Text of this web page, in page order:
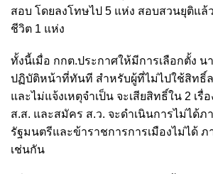
สอบ โดยลงโทษไป 5 แห่ง สอบสวนยุติแล้
ชีวิต 1 แห่ง
ทั้งนี้เมื่อ กกต.ประกาศให้มีการเลือกตั้ง
ปฏิบัติหน้าที่ทันที สำหรับผู้ที่ไม่ไปใช้สิทธิ์
และไม่แจ้งเหตุจำเป็น จะเสียสิทธิ์ใน 2 เรื่
ส.ส. และสมัคร ส.ว. จะดำเนินการไม่ได้ภ
รัฐมนตรีและข้าราชการการเมืองไม่ได้ ภ
เช่นกัน